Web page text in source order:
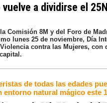
a dividirse el
Comisión 8M y del Foro de
lunes 25 de noviembre, Día
contra las Mujeres, con
de todas las edades
entorno natural mágico este